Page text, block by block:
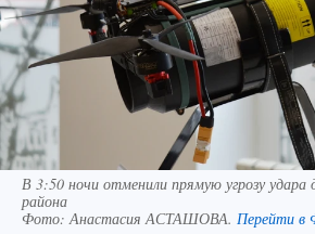
В 3:50 ночи отменили прямую угрозу удара
района
Фото:Анастасия АСТАШОВА. Перейти в